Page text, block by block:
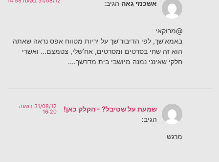
אשכנזי גאה הגיב:
@מרוקאי
באמא’שך, לפי הדיבור’שך על יריות מטווח אפס נראה שאתה
הוא זה שחי בסרטים ומסרטים, אח’שלי, צטמצם… ואשרי
חלקי שאינני נמנה מיושבי בית מדרשך….
שמעת על שטיבל? - הקלק כאן!
הגיב:
31/08/12 בשעה
16:20
מרגש